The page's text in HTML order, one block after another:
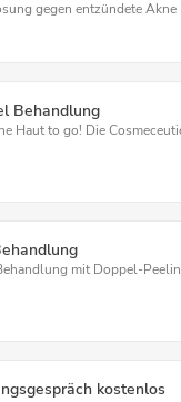
gegen entzündete Akne
Behandlung
Haut to go! Die
mit Doppel-
kostenlos